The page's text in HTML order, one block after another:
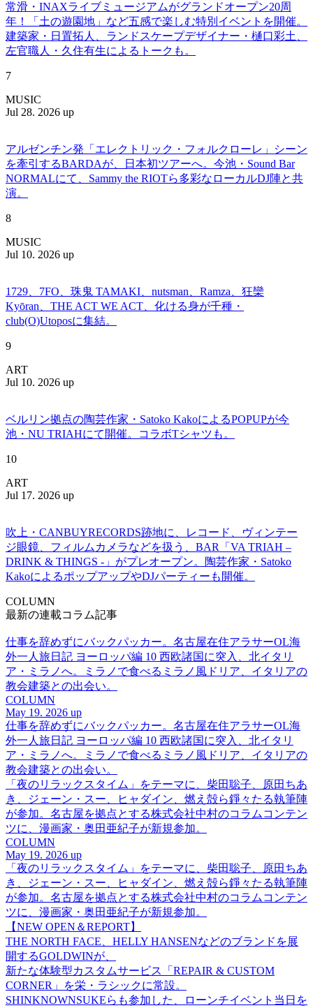
常滑・INAXライブミュージアムがグランドオープン20周
年！「土の遊園地」など五感で楽しむ特別イベントを開催。
建築家・日置拓人、ランドスケープデザイナー・樋口彩土、
左官職人・久住有生によるトークも。
7
MUSIC
Jul 28. 2026 up
アルゼンチン発「エレクトリック・フォルクローレ」シーン
を牽引するBARDAが、日本初ツアーへ。今池・Sound Bar
NORMALにて、Sammy the RIOTら多彩なローカルDJ陣と共
演。
8
MUSIC
Jul 10. 2026 up
1729、7FO、珠鬼 TAMAKI、nutsman、Ramza、狂欒
Kyōran、THE ACT WE ACT、化ける身が千種・
club(O)Utoposに集結。
9
ART
Jul 10. 2026 up
ベルリン拠点の陶芸作家・Satoko KakoによるPOPUPが今
池・NU TRIAHにて開催。コラボTシャツも。
10
ART
Jul 17. 2026 up
吹上・CANBUYRECORDS跡地に、レコード、ヴィンテー
ジ眼鏡、フィルムカメラなどを扱う、BAR「VA TRIAH –
DRINK & THINGS -」がプレオープン。陶芸作家・Satoko
KakoによるポップアップやDJパーティーも開催。
COLUMN
最新の連載コラム記事
仕事を辞めずにバックパッカー。名古屋在住アラサーOL海
外一人旅日記 ヨーロッパ編 10 西欧諸国に突入、北イタリ
ア・ミラノへ。ミラノで食べるミラノ風ドリア、イタリアの
教会建築との出会い。
COLUMN
May 19. 2026 up
仕事を辞めずにバックパッカー。名古屋在住アラサーOL海
外一人旅日記 ヨーロッパ編 10 西欧諸国に突入、北イタリ
ア・ミラノへ。ミラノで食べるミラノ風ドリア、イタリアの
教会建築との出会い。
「夜のリラックスタイム」をテーマに、柴田聡子、原田ちあ
き、ジェーン・スー、ヒャダイン、燃え殻ら錚々たる執筆陣
が参加。名古屋を拠点とする株式会社中村のコラムコンテン
ツに、漫画家・奥田亜紀子が新規参加。
COLUMN
May 19. 2026 up
「夜のリラックスタイム」をテーマに、柴田聡子、原田ちあ
き、ジェーン・スー、ヒャダイン、燃え殻ら錚々たる執筆陣
が参加。名古屋を拠点とする株式会社中村のコラムコンテン
ツに、漫画家・奥田亜紀子が新規参加。
【NEW OPEN＆REPORT】
THE NORTH FACE、HELLY HANSENなどのブランドを展
開するGOLDWINが、
新たな体験型カスタムサービス「REPAIR & CUSTOM
CORNER」を栄・ラシックに常設。
SHINKNOWNSUKEらも参加した、ローンチイベント当日を